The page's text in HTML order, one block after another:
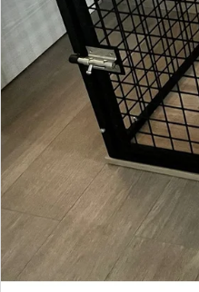
KLEC EXCLUSIVE ZÁKLADNÍ
9 990 Kč